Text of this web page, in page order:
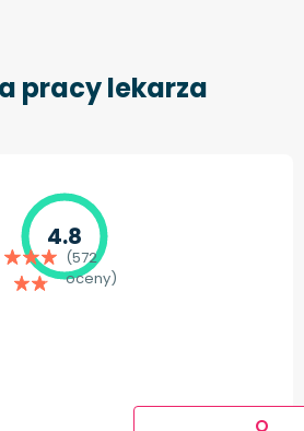
pracy lekarza
4.8
(572
oceny)
O